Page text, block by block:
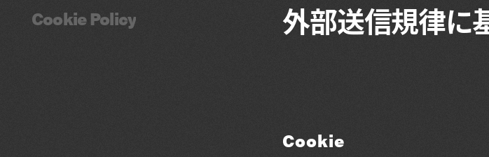
Cookie Policy 外部送信規律に
Cookie